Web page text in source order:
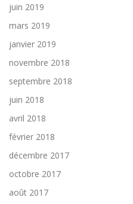
juin 2019
mars 2019
janvier 2019
novembre 2018
septembre 2018
juin 2018
avril 2018
février 2018
décembre 2017
octobre 2017
août 2017